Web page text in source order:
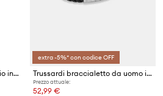
Diesel anello da uomo acciaio inossidabile
extra -5%* con codice OFF
Trussardi braccialetto da uomo in pelle T-LEATHER
Prezzo attuale:
52,99 €